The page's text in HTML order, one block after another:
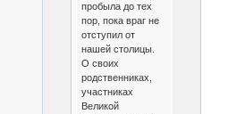
пробыла до тех
пор, пока враг не
отступил от
нашей столицы.
О своих
родственниках,
участниках
Великой